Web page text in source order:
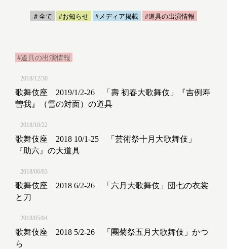
＃全て #お知らせ #メディア掲載 #道具の出演情報
#道具の出演情報
2018/12/30
歌舞伎座 2019/1/2-26 「壽 初春大歌舞伎」『吉例寿
曽我』（雪の対面）の道具
2018/10/22
歌舞伎座 2018 10/1-25 「芸術祭十月大歌舞伎」
『助六』の大道具
2018/06/03
歌舞伎座 2018 6/2-26 「六月大歌舞伎」団七の衣裳
と刀
2018/05/04
歌舞伎座 2018 5/2-26 「團菊祭五月大歌舞伎」かつ
ら